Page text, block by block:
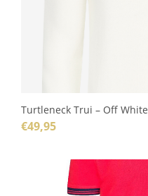
Turtleneck Trui – Off White
€49,95